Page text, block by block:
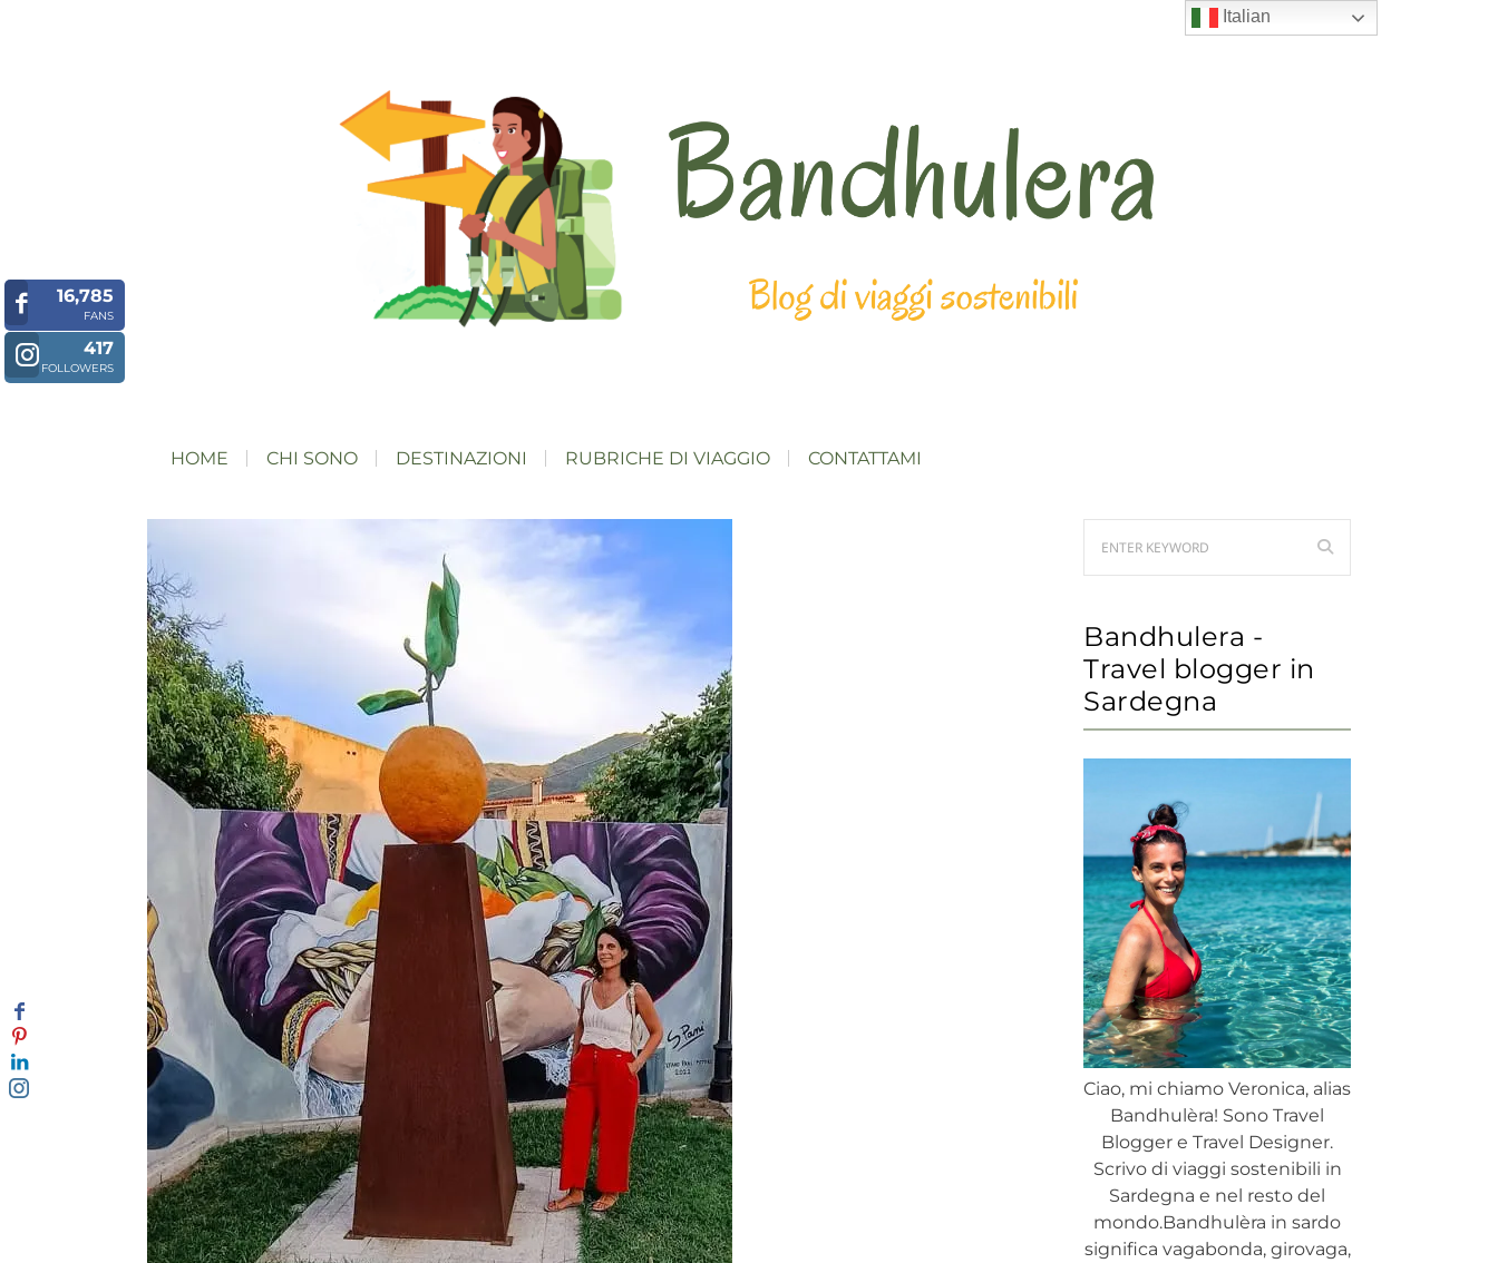
HOME CHI SONO DESTINAZIONI RUBRICHE DI VIAGGIO CONTATTAMI
Bandhulera -
Travel blogger in
Sardegna
Ciao, mi chiamo Veronica, alias
Bandhulèra! Sono Travel
Blogger e Travel Designer.
Scrivo di viaggi sostenibili in
Sardegna e nel resto del
mondo.Bandhulèra in sardo
significa vagabonda, girovaga,
Italian
16,785
FANS
417
FOLLOWERS